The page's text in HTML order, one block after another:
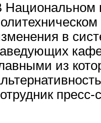
Национальном
в
из